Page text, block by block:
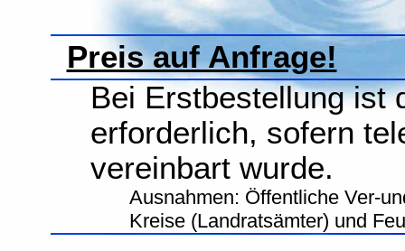
Preis auf Anfrage!
Bei Erstbestellung ist
erforderlich, sofern
vereinbart wurde.
Ausnahmen: Öffentliche Ver-
Kreise (Landratsämter) und